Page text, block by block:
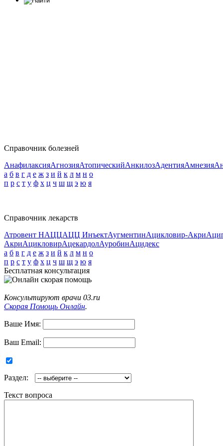
Справочник болезней
АнафилаксияАгнозияАтопическийАнкилозАдентияАмнезия
а б в г д е ж з и й к л м н о
п р с т у ф х ц ч ш щ э ю я
Справочник лекарств
Атровент НАЦЦАЦЦ ИнъектАугментинАцикловир-Акри
АкриАцикловирАцекардолАуробинАцидекс
а б в г д е ж з и й к л м н о
п р с т у ф х ц ч ш щ э ю я
Бесплатная консультация
Консультируют врачи 03.ru
Скорая Помощь Онлайн.
Ваше Имя:
Ваш Email:
Раздел:
Текст вопроса